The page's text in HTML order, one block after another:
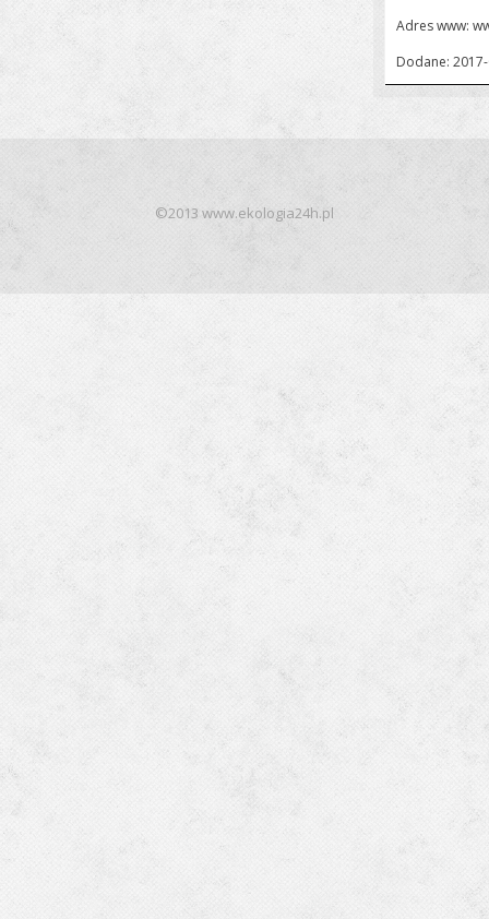
Adres www:
Dodane:
©2013 www.ekologia24h.pl